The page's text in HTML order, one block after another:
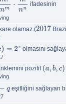
mm⋅ n nn ifadesinin
olamaz.(2017
olmasını
pozitif (a,b,c)
eşitliğini sağlayan